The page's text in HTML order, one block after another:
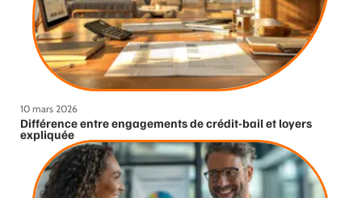
10 mars 2026
Différence entre engagements de crédit-bail et loyers
expliquée